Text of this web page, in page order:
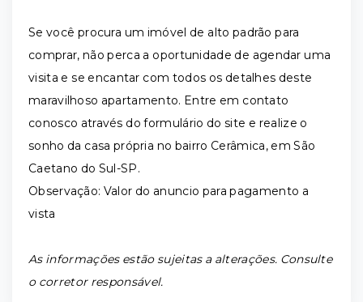
Se você procura um imóvel de alto padrão para
comprar, não perca a oportunidade de agendar uma
visita e se encantar com todos os detalhes deste
maravilhoso apartamento. Entre em contato
conosco através do formulário do site e realize o
sonho da casa própria no bairro Cerâmica, em São
Caetano do Sul-SP.
Observação: Valor do anuncio para pagamento a
vista
As informações estão sujeitas a alterações. Consulte
o corretor responsável.